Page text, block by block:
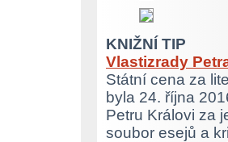
KNIŽNÍ TIP
Vlastizrady
Státní cena za
byla 24. října
Petru Královi za
soubor esejů a